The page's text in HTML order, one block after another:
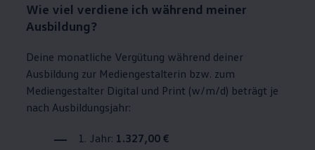
Wie viel verdiene ich während meiner
Ausbildung?
Deine monatliche Vergütung während deiner
Ausbildung zur Mediengestalterin bzw. zum
Mediengestalter Digital und Print (w/m/d) beträgt je
nach Ausbildungsjahr:
1. Jahr: 1.327,00 €